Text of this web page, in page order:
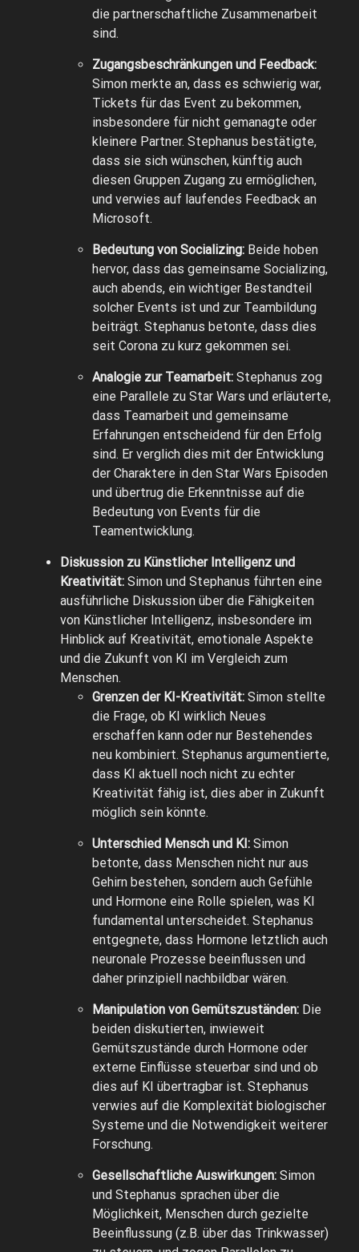
die partnerschaftliche Zusammenarbeit
sind.
Zugangsbeschränkungen und Feedback:
Simon merkte an, dass es schwierig war,
Tickets für das Event zu bekommen,
insbesondere für nicht gemanagte oder
kleinere Partner. Stephanus bestätigte,
dass sie sich wünschen, künftig auch
diesen Gruppen Zugang zu ermöglichen,
und verwies auf laufendes Feedback an
Microsoft.
Bedeutung von Socializing: Beide hoben
hervor, dass das gemeinsame Socializing,
auch abends, ein wichtiger Bestandteil
solcher Events ist und zur Teambildung
beiträgt. Stephanus betonte, dass dies
seit Corona zu kurz gekommen sei.
Analogie zur Teamarbeit: Stephanus zog
eine Parallele zu Star Wars und erläuterte,
dass Teamarbeit und gemeinsame
Erfahrungen entscheidend für den Erfolg
sind. Er verglich dies mit der Entwicklung
der Charaktere in den Star Wars Episoden
und übertrug die Erkenntnisse auf die
Bedeutung von Events für die
Teamentwicklung.
Diskussion zu Künstlicher Intelligenz und
Kreativität: Simon und Stephanus führten eine
ausführliche Diskussion über die Fähigkeiten
von Künstlicher Intelligenz, insbesondere im
Hinblick auf Kreativität, emotionale Aspekte
und die Zukunft von KI im Vergleich zum
Menschen.
Grenzen der KI-Kreativität: Simon stellte
die Frage, ob KI wirklich Neues
erschaffen kann oder nur Bestehendes
neu kombiniert. Stephanus argumentierte,
dass KI aktuell noch nicht zu echter
Kreativität fähig ist, dies aber in Zukunft
möglich sein könnte.
Unterschied Mensch und KI: Simon
betonte, dass Menschen nicht nur aus
Gehirn bestehen, sondern auch Gefühle
und Hormone eine Rolle spielen, was KI
fundamental unterscheidet. Stephanus
entgegnete, dass Hormone letztlich auch
neuronale Prozesse beeinflussen und
daher prinzipiell nachbildbar wären.
Manipulation von Gemütszuständen: Die
beiden diskutierten, inwieweit
Gemütszustände durch Hormone oder
externe Einflüsse steuerbar sind und ob
dies auf KI übertragbar ist. Stephanus
verwies auf die Komplexität biologischer
Systeme und die Notwendigkeit weiterer
Forschung.
Gesellschaftliche Auswirkungen: Simon
und Stephanus sprachen über die
Möglichkeit, Menschen durch gezielte
Beeinflussung (z.B. über das Trinkwasser)